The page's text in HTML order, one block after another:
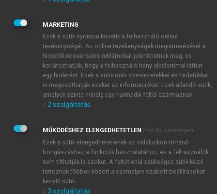
JELSZÓ
JELSZÓ ÚJRA
Kérek értesítést a MeRSZ újdonságairól, akcióiról.
Kérek értesítést az Akadémiai Kiadó Zrt. újdonságairól,
Adatkezelési tájékoztatóbanfoglaltakat tudomásul
veszem és elfogadom.
Általános vásárlási feltételeket, valamint a szotar.netés a
mersz.huoldalak licencszerződéseiben foglaltakat
tudomásul veszem és elfogadom.
MARKETING
Ezek a sütik nyomon követik a felhasználó online
tevékenységét. Az online tevékenységek megismerésével a
hirdetők relevánsabb reklámokat jeleníthetnek meg, és
korlátozhatják, hogy a felhasználó hány alkalommal láthat
egy hirdetést. Ezek a sütik más szervezetekkel és hirdetőkkel
is megoszthatják ezeket az információkat. Ezek állandó sütik,
amelyek szinte mindig egy harmadik féltől származnak.
↓ 2 szolgáltatás
MŰKÖDÉSHEZ ELENGEDHETETLEN (mindig szükséges)
Ezek a sütik elengedhetetlenek az oldalunkon történő
böngészéshez,a funkciók használatához, és a felhasználók
nem tilthatják le azokat. A feltétlenül szükséges sütik közé
tartoznak többek között a személyre szabott beállításokat
kezelő sütik.
↓ 3 szolgáltatás